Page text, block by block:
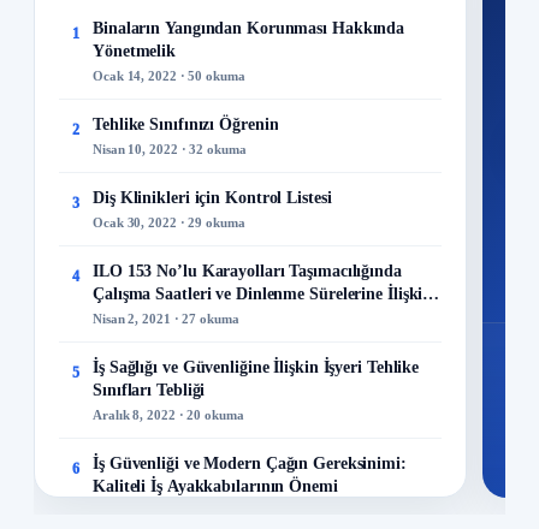
1
Binaların Yangından Korunması Hakkında
Yönetmelik
Ocak 14, 2022 · 50 okuma
2 Tehlike Sınıfınızı Öğrenin
Nisan 10, 2022 · 32 okuma
3 Diş Klinikleri için Kontrol Listesi
Ocak 30, 2022 · 29 okuma
4
ILO 153 No’lu Karayolları Taşımacılığında
Çalışma Saatleri ve Dinlenme Sürelerine İlişkin
Sözleşme
Nisan 2, 2021 · 27 okuma
5
İş Sağlığı ve Güvenliğine İlişkin İşyeri Tehlike
Sınıfları Tebliği
Aralık 8, 2022 · 20 okuma
6
İş Güvenliği ve Modern Çağın Gereksinimi:
Kaliteli İş Ayakkabılarının Önemi